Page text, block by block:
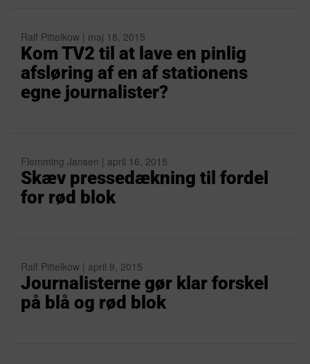
Ralf Pittelkow | maj 18, 2015
Kom TV2 til at lave en pinlig
afsløring af en af stationens
egne journalister?
Flemming Jansen | april 16, 2015
Skæv pressedækning til fordel
for rød blok
Ralf Pittelkow | april 9, 2015
Journalisterne gør klar forskel
på blå og rød blok